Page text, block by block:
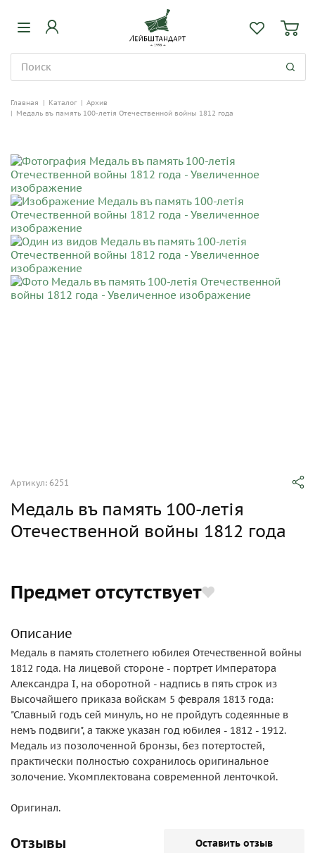
Главная | Каталог | Архив
| Медаль въ память 100-летiя Отечественной войны 1812 года
Артикул: 6251
Медаль въ память 100-летiя
Отечественной войны 1812 года
Предмет отсутствует
Описание
Медаль в память столетнего юбилея Отечественной войны
1812 года. На лицевой стороне - портрет Императора
Александра I, на оборотной - надпись в пять строк из
Высочайшего приказа войскам 5 февраля 1813 года:
"Славный годъ сей минулъ, но не пройдутъ содеянные в
немъ подвиги", а также указан год юбилея - 1812 - 1912.
Медаль из позолоченной бронзы, без потертостей,
практически полностью сохранилось оригинальное
золочение. Укомплектована современной ленточкой.
Оригинал.
Отзывы Оставить отзыв